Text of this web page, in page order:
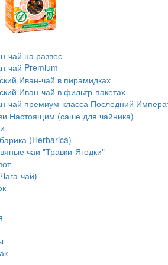
чай на развес
чай Premium
Иван-чай в пирамидках
Иван-чай в фильтр-пакетах
чай премиум-класса Последний
Настоящим (саше для чайника)
(Herbarica)
чаи "Травки-Ягодки"
чай)